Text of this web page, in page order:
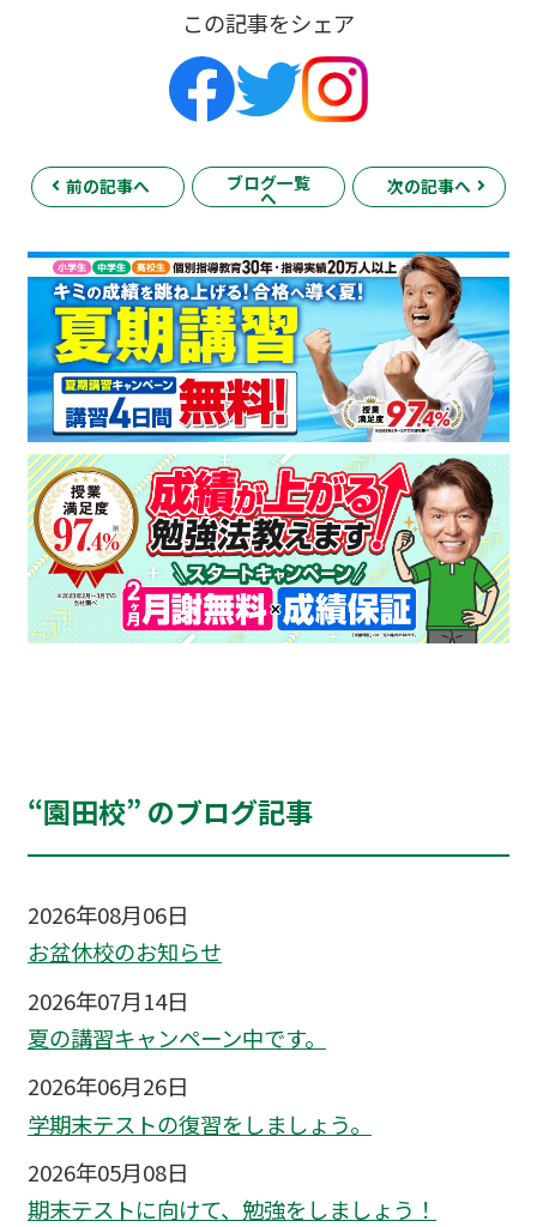
この記事をシェア
前の記事へ ブログ一覧
へ
次の記事へ
“園田校” のブログ記事
2026年08月06日
お盆休校のお知らせ
2026年07月14日
夏の講習キャンペーン中です。
2026年06月26日
学期末テストの復習をしましょう。
2026年05月08日
期末テストに向けて、勉強をしましょう！